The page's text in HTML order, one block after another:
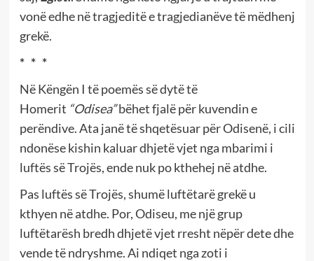
vonë edhe në tragjeditë e tragjedianëve të mëdhenj
grekë.
* * *
Në Këngën I të poemës së dytë të
Homerit “Odisea” bëhet fjalë për kuvendin e
perëndive. Ata janë të shqetësuar për Odisenë, i cili
ndonëse kishin kaluar dhjetë vjet nga mbarimi i
luftës së Trojës, ende nuk po kthehej në atdhe.
Pas luftës së Trojës, shumë luftëtarë grekë u
kthyen në atdhe. Por, Odiseu, me një grup
luftëtarësh bredh dhjetë vjet rresht nëpër dete dhe
vende të ndryshme. Ai ndiqet nga zoti i